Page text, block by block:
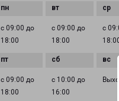
с 09:00 до
18:00
с 09:00 до
18:00
с
с 09:00 до
18:00
с 10:00 до
16:00